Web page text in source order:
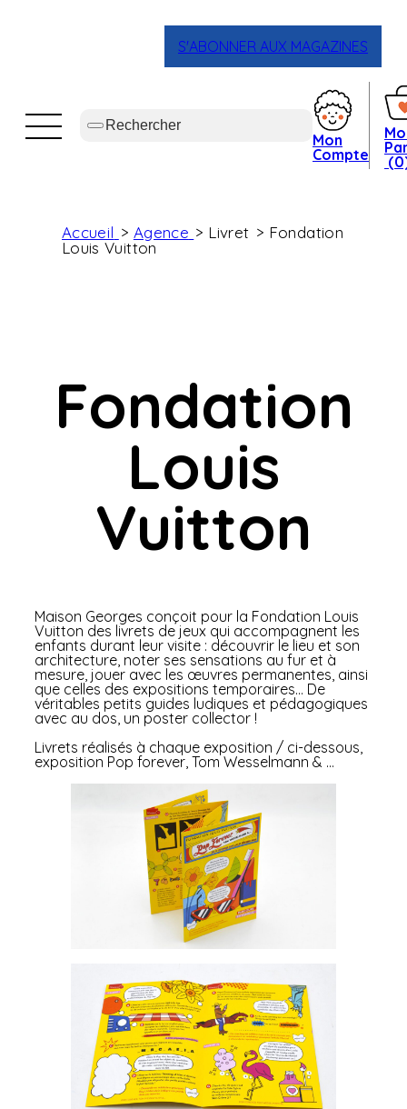
S'ABONNER AUX MAGAZINES
Mon
Compte
Accueil Agence Livret
Fondation
Louis Vuitton
Fondation
Louis
Vuitton
Maison Georges conçoit pour la Fondation Louis
Vuitton des livrets de jeux qui accompagnent les
enfants durant leur visite : découvrir le lieu et son
architecture, noter ses sensations au fur et à
mesure, jouer avec les œuvres permanentes, ainsi
que celles des expositions temporaires… De
véritables petits guides ludiques et pédagogiques
avec au dos, un poster collector !
Livrets réalisés à chaque exposition / ci-dessous,
exposition Pop forever, Tom Wesselmann & …